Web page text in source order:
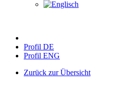
Profil DE
Profil ENG
Zurück zur Übersicht